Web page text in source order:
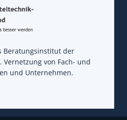
Beratungsinstitut der
von Fach- und
und Unternehmen.